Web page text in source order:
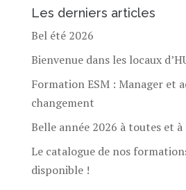
Les derniers articles
Bel été 2026
Bienvenue dans les locaux
Formation ESM : Manager et
changement
Belle année 2026 à toutes et à
Le catalogue de nos
disponible !